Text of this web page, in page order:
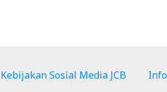
Kebijakan Sosial Media JCB